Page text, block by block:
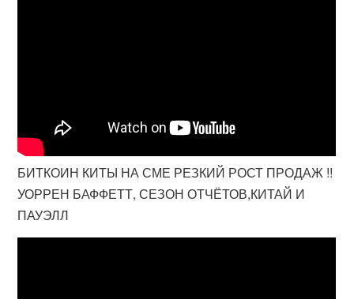
БИТКОИН КИТЫ НА СМЕ РЕЗКИЙ РОСТ ПРОДАЖ !!
УОРРЕН БАФФЕТТ, СЕЗОН ОТЧЁТОВ,КИТАЙ И
ПАУЭЛЛ